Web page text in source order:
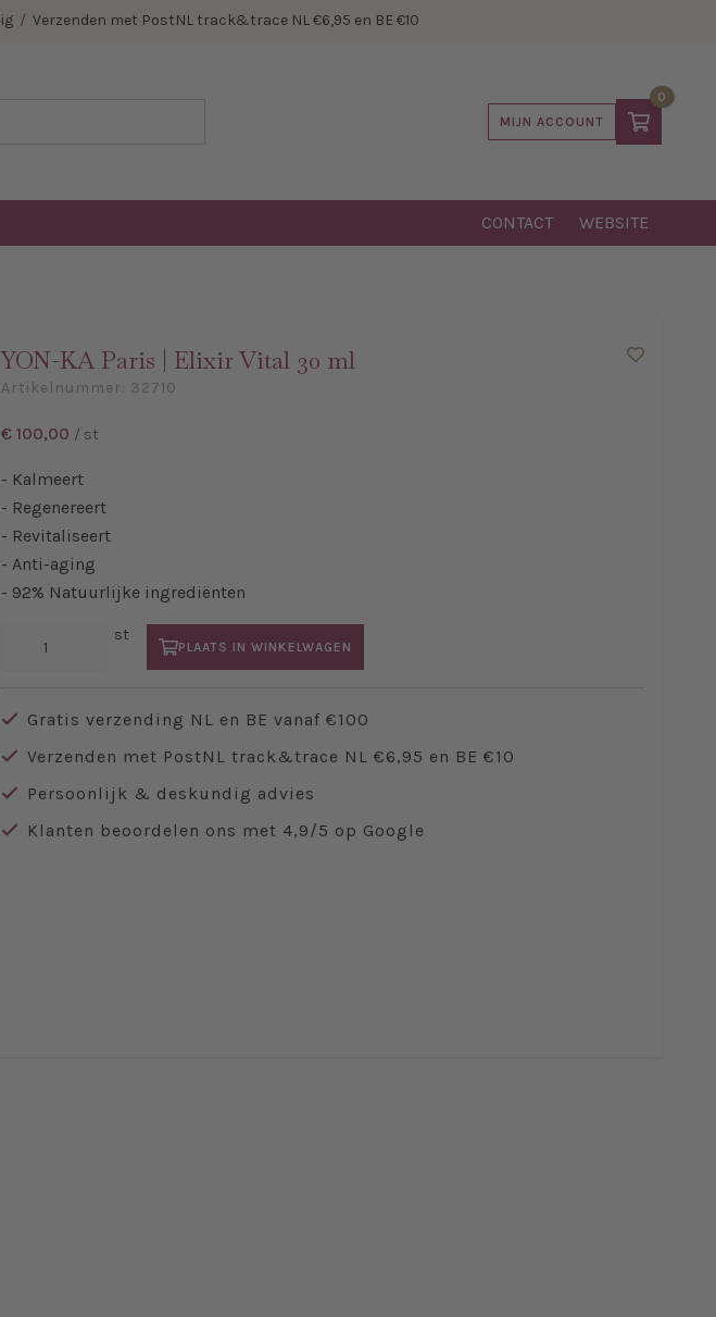
/ Verzenden met PostNL track&trace NL €6,95 en BE €10
MIJN ACCOUNT
0
CONTACT WEBSITE
YON-KA Paris | Elixir Vital 30 ml
Artikelnummer: 32710
€ 100,00 / st
- Kalmeert
- Regenereert
- Revitaliseert
- Anti-aging
- 92% Natuurlijke ingrediënten
st
PLAATS IN WINKELWAGEN
Gratis verzending NL en BE vanaf €100
Verzenden met PostNL track&trace NL €6,95 en BE €10
Persoonlijk & deskundig advies
Klanten beoordelen ons met 4,9/5 op Google